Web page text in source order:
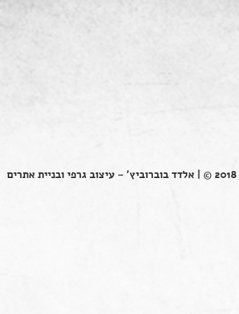
אלדד בוברוביץ' – עיצוב גרפי ובניית אתרים